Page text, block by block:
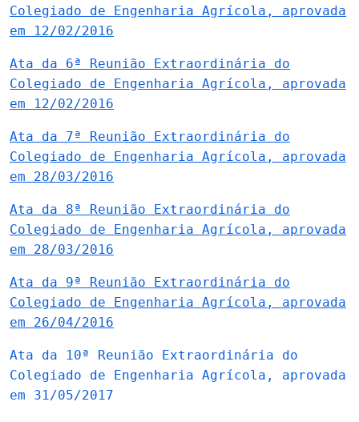
Colegiado de Engenharia Agrícola, aprovada
em 12/02/2016
Ata da 6ª Reunião Extraordinária do
Colegiado de Engenharia Agrícola, aprovada
em 12/02/2016
Ata da 7ª Reunião Extraordinária do
Colegiado de Engenharia Agrícola, aprovada
em 28/03/2016
Ata da 8ª Reunião Extraordinária do
Colegiado de Engenharia Agrícola, aprovada
em 28/03/2016
Ata da 9ª Reunião Extraordinária do
Colegiado de Engenharia Agrícola, aprovada
em 26/04/2016
Ata da 10ª Reunião Extraordinária do
Colegiado de Engenharia Agrícola, aprovada
em 31/05/2017